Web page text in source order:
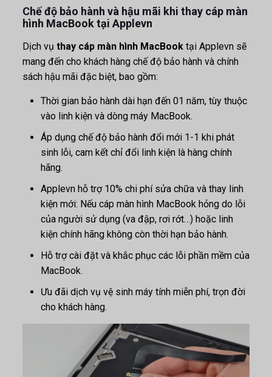
Chế độ bảo hành và hậu mãi khi thay cáp màn
hình MacBook tại Applevn
Dịch vụ thay cáp màn hình MacBooktại Applevn sẽ
mang đến cho khách hàng chế độ bảo hành và chính
sách hậu mãi đặc biệt, bao gồm:
Thời gian bảo hành dài hạn đến 01 năm, tùy thuộc
vào linh kiện và dòng máy MacBook.
Áp dụng chế độ bảo hành đổi mới 1-1 khi phát
sinh lỗi, cam kết chỉ đổi linh kiện là hàng chính
hãng.
Applevn hỗ trợ 10% chi phí sửa chữa và thay linh
kiện mới: Nếu cáp màn hình MacBook hỏng do lỗi
của người sử dụng (va đập, rơi rớt…) hoặc linh
kiện chính hãng không còn thời hạn bảo hành.
Hỗ trợ cài đặt và khắc phục các lỗi phần mềm của
MacBook.
Ưu đãi dịch vụ vệ sinh máy tính miễn phí, trọn đời
cho khách hàng.